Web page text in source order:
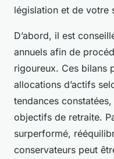
législation et de votre
D’abord, il est
annuels afin de
rigoureux. Ces bilans
allocations d’actifs
tendances
objectifs de retraite.
surperformé,
conservateurs peut